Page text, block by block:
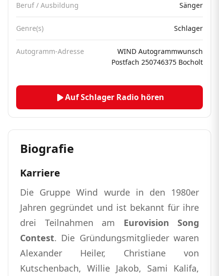
Beruf / Ausbildung Sänger
Genre(s) Schlager
Autogramm-Adresse
WIND Autogrammwunsch
Postfach 250746375 Bocholt
Auf Schlager Radio hören
Biografie
Karriere
Die Gruppe Wind wurde in den 1980er
Jahren gegründet und ist bekannt für ihre
drei Teilnahmen am Eurovision Song
Contest. Die Gründungsmitglieder waren
Alexander Heiler, Christiane von
Kutschenbach, Willie Jakob, Sami Kalifa,